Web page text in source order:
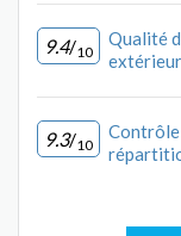
9.4/10
Qualité
9.3/10
Contrôle